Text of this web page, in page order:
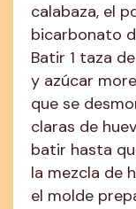
calabaza, el
bicarbonato
Batir 1 taza
y azúcar
que se
claras de
batir hasta
la mezcla de
el molde